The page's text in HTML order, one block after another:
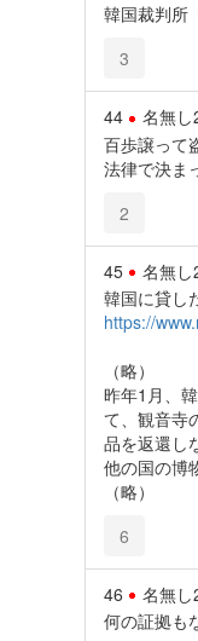
韓国裁判所
3
44 名無し
百歩譲って
法律で決ま
2
45 名無し
韓国に貸し
https://
（略）
昨年1月、
て、観音寺
品を返還し
他の国の博
（略）
6
46 名無し
何の証拠も